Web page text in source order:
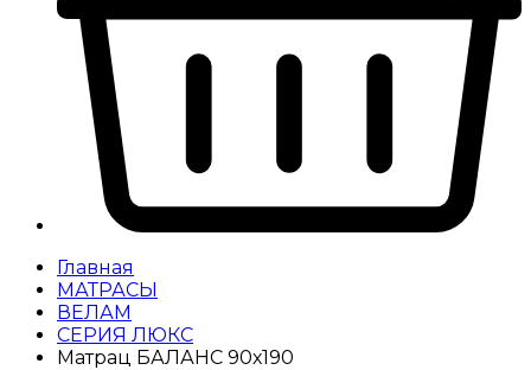
Главная
МАТРАСЫ
ВЕЛАМ
СЕРИЯ ЛЮКС
Матрац БАЛАНС 90х190